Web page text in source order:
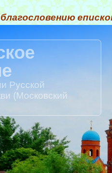
Русской
(Московский